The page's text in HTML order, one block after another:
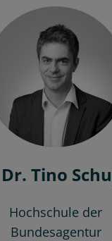
Tino
Hochschule der
Bundesagentur